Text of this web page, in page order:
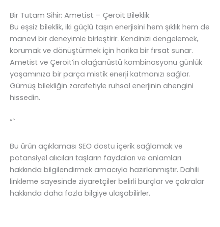
Bir Tutam Sihir: Ametist – Çeroit Bileklik
Bu eşsiz bileklik, iki güçlü taşın enerjisini hem şıklık hem de
manevi bir deneyimle birleştirir. Kendinizi dengelemek,
korumak ve dönüştürmek için harika bir fırsat sunar.
Ametist ve Çeroit’in olağanüstü kombinasyonu günlük
yaşamınıza bir parça mistik enerji katmanızı sağlar.
Gümüş bilekliğin zarafetiyle ruhsal enerjinin ahengini
hissedin.
“`
Bu ürün açıklaması SEO dostu içerik sağlamak ve
potansiyel alıcıları taşların faydaları ve anlamları
hakkında bilgilendirmek amacıyla hazırlanmıştır. Dahili
linkleme sayesinde ziyaretçiler belirli burçlar ve çakralar
hakkında daha fazla bilgiye ulaşabilirler.